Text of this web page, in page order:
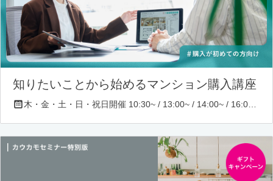
知りたいことから始めるマンション購入講座